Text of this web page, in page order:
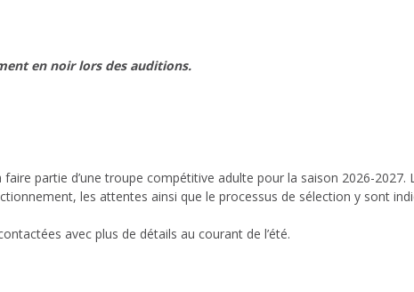
en noir lors des auditions.
partie d’une troupe compétitive adulte pour la saison 2026-
les attentes ainsi que le processus de sélection y sont
avec plus de détails au courant de l’été.